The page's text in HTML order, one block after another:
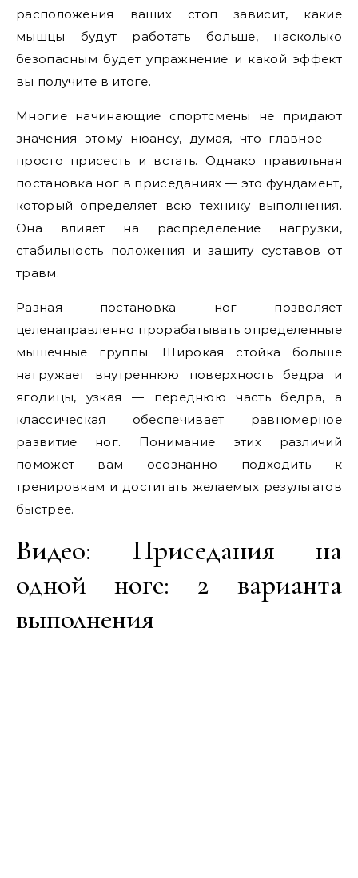
расположения ваших стоп зависит, какие
мышцы будут работать больше, насколько
безопасным будет упражнение и какой эффект
вы получите в итоге.
Многие начинающие спортсмены не придают
значения этому нюансу, думая, что главное —
просто присесть и встать. Однако правильная
постановка ног в приседаниях — это фундамент,
который определяет всю технику выполнения.
Она влияет на распределение нагрузки,
стабильность положения и защиту суставов от
травм.
Разная постановка ног позволяет
целенаправленно прорабатывать определенные
мышечные группы. Широкая стойка больше
нагружает внутреннюю поверхность бедра и
ягодицы, узкая — переднюю часть бедра, а
классическая обеспечивает равномерное
развитие ног. Понимание этих различий
поможет вам осознанно подходить к
тренировкам и достигать желаемых результатов
быстрее.
Видео: Приседания на
одной ноге: 2 варианта
выполнения